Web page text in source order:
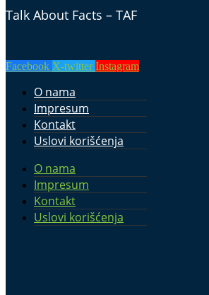
Talk About Facts – TAF
Facebook X-twitter Instagram
O nama
Impresum
Kontakt
Uslovi korišćenja
O nama
Impresum
Kontakt
Uslovi korišćenja